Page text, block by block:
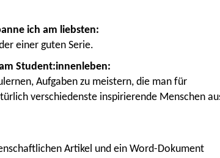
ich am liebsten:
einer guten Serie.
Student:innenleben:
Aufgaben zu meistern, die man für
verschiedenste inspirierende Menschen
Artikel und ein Word-Dokument